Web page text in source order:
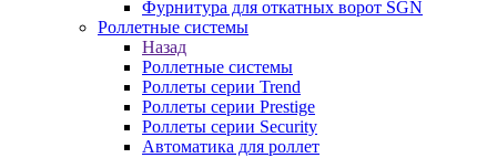
Фурнитура для откатных ворот SGN
Роллетные системы
Назад
Роллетные системы
Роллеты серии Trend
Роллеты серии Prestige
Роллеты серии Security
Автоматика для роллет